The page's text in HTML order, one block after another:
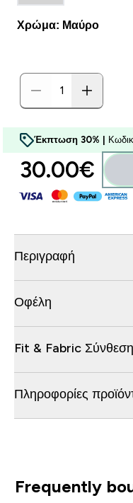
Χρώμα: Μαύρο
Έκπτωση 30% |
30.00€‎
Περιγραφή
Οφέλη
Fit & Fabric Σύνθεση
Πληροφορίες
Frequently